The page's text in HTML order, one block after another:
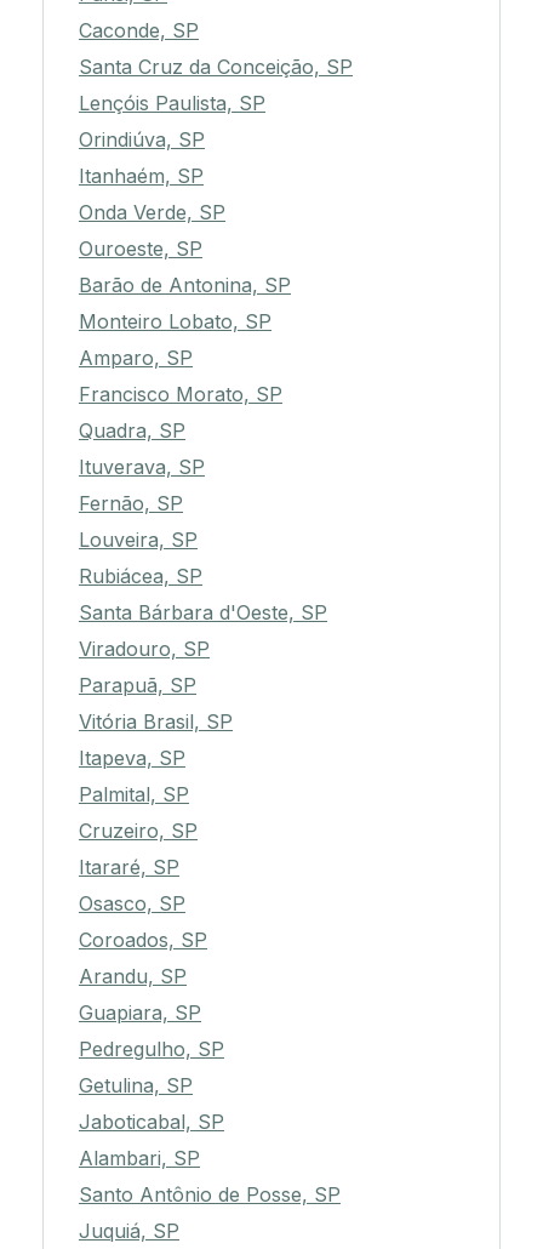
Caconde, SP
Santa Cruz da Conceição, SP
Lençóis Paulista, SP
Orindiúva, SP
Itanhaém, SP
Onda Verde, SP
Ouroeste, SP
Barão de Antonina, SP
Monteiro Lobato, SP
Amparo, SP
Francisco Morato, SP
Quadra, SP
Ituverava, SP
Fernão, SP
Louveira, SP
Rubiácea, SP
Santa Bárbara d'Oeste, SP
Viradouro, SP
Parapuã, SP
Vitória Brasil, SP
Itapeva, SP
Palmital, SP
Cruzeiro, SP
Itararé, SP
Osasco, SP
Coroados, SP
Arandu, SP
Guapiara, SP
Pedregulho, SP
Getulina, SP
Jaboticabal, SP
Alambari, SP
Santo Antônio de Posse, SP
Juquiá, SP